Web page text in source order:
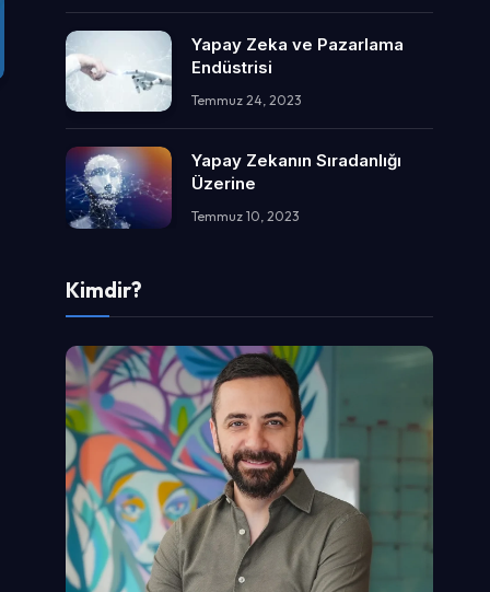
Yapay Zeka ve Pazarlama
Endüstrisi
Temmuz 24, 2023
Yapay Zekanın Sıradanlığı
Üzerine
Temmuz 10, 2023
Kimdir?